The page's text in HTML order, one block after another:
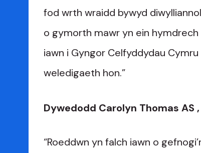
fod wrth wraidd bywyd
o gymorth mawr yn ein
iawn i Gyngor Celfyddydau
weledigaeth hon.”
Dywedodd Carolyn Thomas AS
“Roeddwn yn falch iawn o